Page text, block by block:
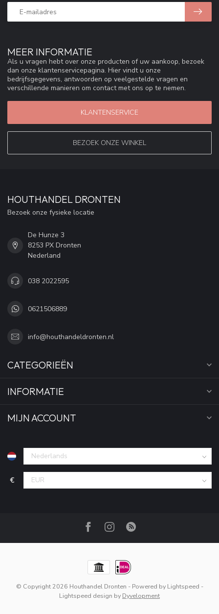
MEER INFORMATIE
Als u vragen hebt over onze producten of uw aankoop, bezoek
dan onze klantenservicepagina. Hier vindt u onze
bedrijfsgegevens, antwoorden op veelgestelde vragen en
verschillende manieren om contact met ons op te nemen.
KLANTENSERVICE
BEZOEK ONZE WINKEL
HOUTHANDEL DRONTEN
Bezoek onze fysieke locatie
De Hunze 3
8253 PX Dronten
Nederland
038 2022595
0621506889
info@houthandeldronten.nl
CATEGORIEËN
INFORMATIE
MIJN ACCOUNT
€
© Copyright 2026 Houthandel Dronten - Powered by Lightspeed -
Lightspeed design by Dyvelopment